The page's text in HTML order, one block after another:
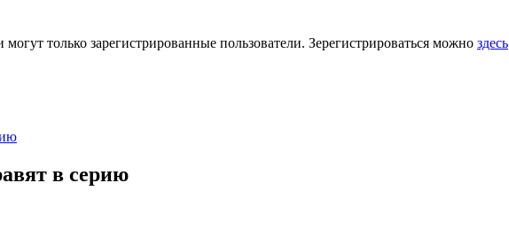
могут только зарегистрированные пользователи. Зерегистрироваться можно здесь
в серию